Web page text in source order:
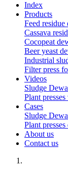
Index
Products
Feed
Cassava
Cocopeat
Beer yeast
Industrial
Filter press
Videos
Sludge
Plant
Cases
Sludge
Plant presses
About us
Contact us